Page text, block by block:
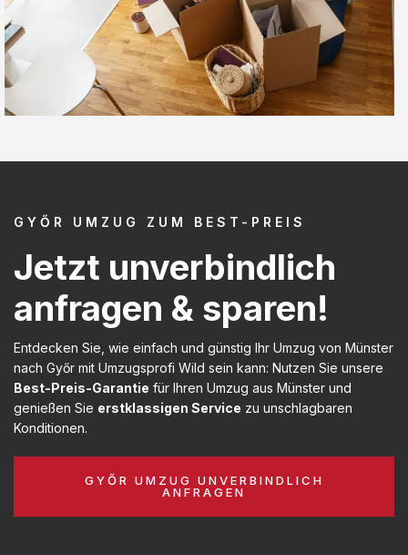
GYŐR UMZUG ZUM BEST-PREIS
Jetzt unverbindlich
anfragen & sparen!
Entdecken Sie, wie einfach und günstig Ihr Umzug von Münster
nach Győr mit Umzugsprofi Wild sein kann: Nutzen Sie unsere
Best-Preis-Garantie für Ihren Umzug aus Münster und
genießen Sie erstklassigen Service zu unschlagbaren
Konditionen.
GYŐR UMZUG UNVERBINDLICH
ANFRAGEN